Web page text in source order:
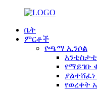
ቤት
ምርቶች
የጫማ ኢንሶል
የማይገቡ
የወረቀት